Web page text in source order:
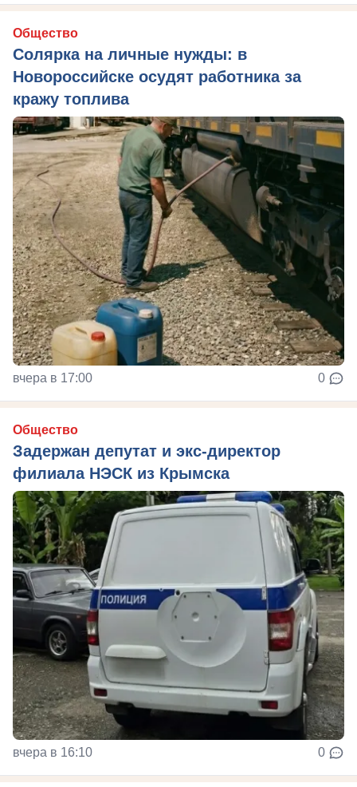
Общество
Солярка на личные нужды: в
Новороссийске осудят работника за
кражу топлива
вчера в 17:00 0
Общество
Задержан депутат и экс-директор
филиала НЭСК из Крымска
вчера в 16:10 0